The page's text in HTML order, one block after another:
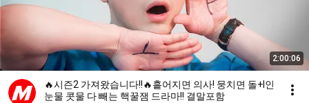
2:00:06
🔥시즌2 가져왔습니다!!🔥흩어지면 의사! 뭉치면 돌+I인
눈물 콧물 다 빼는 핵꿀잼 드라마!! 결말포함